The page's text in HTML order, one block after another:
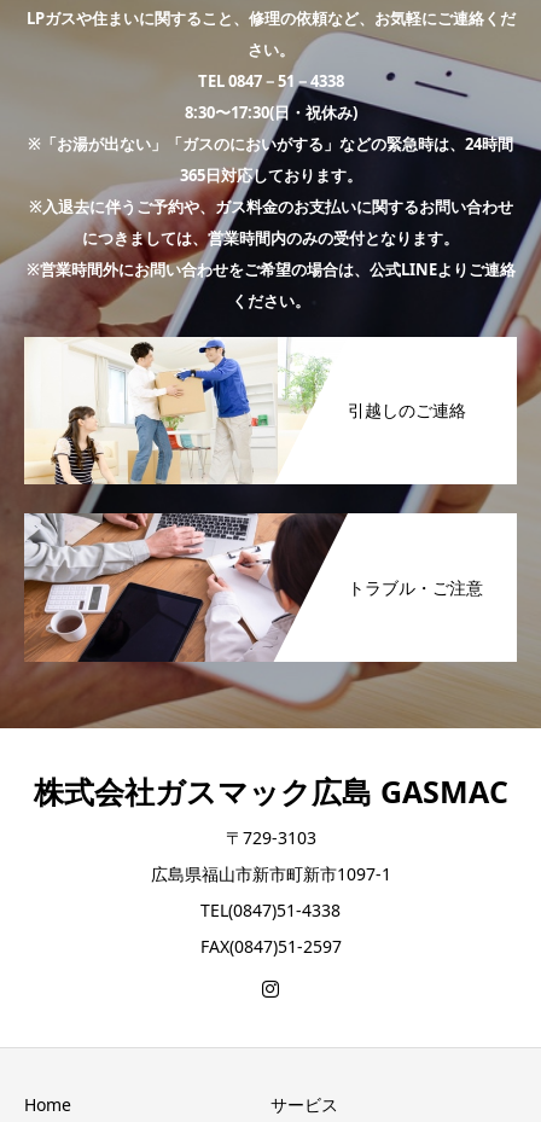
LPガスや住まいに関すること、修理の依頼など、お気軽にご連絡くだ
さい。
TEL 0847－51－4338
8:30〜17:30(日・祝休み)
※「お湯が出ない」「ガスのにおいがする」などの緊急時は、24時間
365日対応しております。
※入退去に伴うご予約や、ガス料金のお支払いに関するお問い合わせ
につきましては、営業時間内のみの受付となります。
※営業時間外にお問い合わせをご希望の場合は、公式LINEよりご連絡
ください。
引越しのご連絡
トラブル・ご注意
株式会社ガスマック広島 GASMAC
〒729-3103
広島県福山市新市町新市1097-1
TEL(0847)51-4338
FAX(0847)51-2597
Home サービス